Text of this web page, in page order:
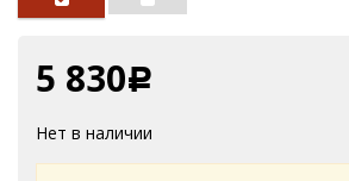
5 830Р
Нет в наличии